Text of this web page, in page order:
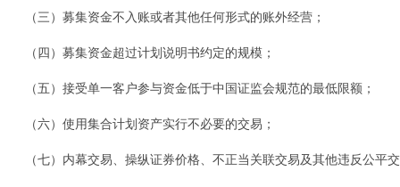
（三）募集资金不入账或者其他任何形式的账外经营；
（四）募集资金超过计划说明书约定的规模；
（五）接受单一客户参与资金低于中国证监会规范的最低限额；
（六）使用集合计划资产实行不必要的交易；
（七）内幕交易、操纵证券价格、不正当关联交易及其他违反公平